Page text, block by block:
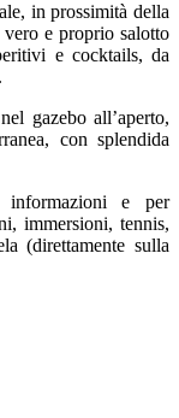
in prossimità della
vero e proprio salotto
e cocktails, da
gazebo all’aperto,
con splendida
e per
immersioni, tennis,
(direttamente sulla